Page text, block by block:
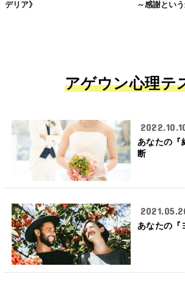
デリア》
～感謝とい
アゲウン心理テ
あなたの『
断
あなたの『